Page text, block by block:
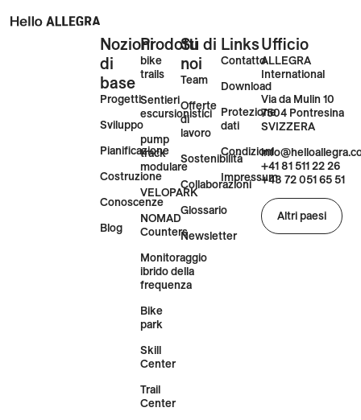
Nozioni
di
base
Progetti
Sviluppo
Pianificazione
Costruzione
Conoscenze
Blog
Prodotti
bike
trails
Sentieri
escursionistici
pump
track
modulare
VELOPARK
NOMAD
Counters
Monitoraggio
ibrido della
frequenza
Bike
park
Skill
Center
Trail
Center
Su di
noi
Team
Offerte
di
lavoro
Sostenibilità
Collaborazioni
Glossario
Newsletter
Links
Contatto
Download
Protezione
dati
Condizioni
Impressum
Ufficio
ALLEGRA
International
Via da Mulin 10
7504 Pontresina
SVIZZERA
+41 81 511 22 26
+43 72 051 65 51
Altri paesi